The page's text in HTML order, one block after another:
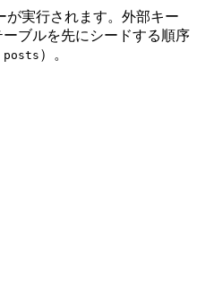
が実行されます。外部キー
ブルを先にシードする順序
posts ）。